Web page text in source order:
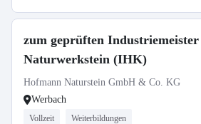
zum geprüften Industriemeister
Naturwerkstein (IHK)
Hofmann Naturstein GmbH & Co. KG
Werbach
Vollzeit Weiterbildungen